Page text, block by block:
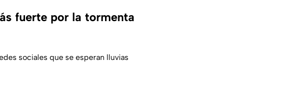
fuerte por la tormenta
sociales que se esperan lluvias